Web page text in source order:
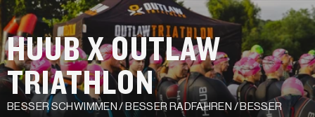
HUUB X OUTLAW
TRIATHLON
BESSER SCHWIMMEN / BESSER RADFAHREN / BESSER